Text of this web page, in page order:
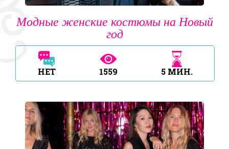
Модные женские костюмы на Новый
год
НЕТ 1559 5 МИН.